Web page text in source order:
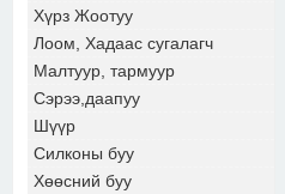
Хүрз Жоотуу
Лоом, Хадаас сугалагч
Малтуур, тармуур
Сэрээ,даапуу
Шүүр
Силконы буу
Хөөсний буу